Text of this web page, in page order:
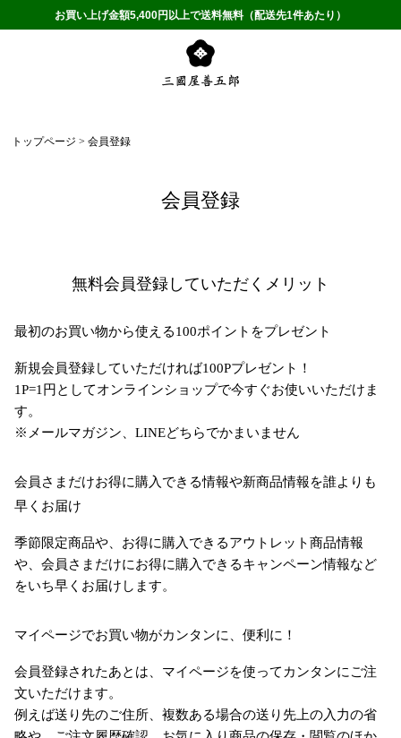
お買い上げ金額5,400円以上で送料無料（配送先1件あたり）
トップページ 会員登録
会員登録
無料会員登録していただくメリット
最初のお買い物から使える100ポイントをプレゼント
新規会員登録していただければ100Pプレゼント！
1P=1円としてオンラインショップで今すぐお使いいただけま
す。
※メールマガジン、LINEどちらでかまいません
会員さまだけお得に購入できる情報や新商品情報を誰よりも
早くお届け
季節限定商品や、お得に購入できるアウトレット商品情報
や、会員さまだけにお得に購入できるキャンペーン情報など
をいち早くお届けします。
マイページでお買い物がカンタンに、便利に！
会員登録されたあとは、マイページを使ってカンタンにご注
文いただけます。
例えば送り先のご住所、複数ある場合の送り先上の入力の省